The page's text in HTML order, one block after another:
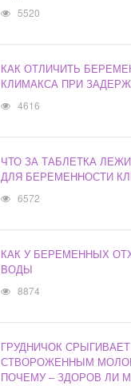
5520
КАК ОТЛИЧИТЬ
КЛИМАКСА ПРИ
4616
ЧТО ЗА ТАБЛЕТКА
ДЛЯ БЕРЕМЕННОСТИ
6572
КАК У БЕРЕМЕННЫХ
ВОДЫ
8874
ГРУДНИЧОК СРЫГИВАЕТ
СТВОРОЖЕННЫМ
ПОЧЕМУ – ЗДОРОВ ЛИ